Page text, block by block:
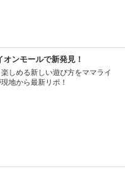
オンモールで新発見！
しめる新しい遊び方をママライ
地から最新リポ！